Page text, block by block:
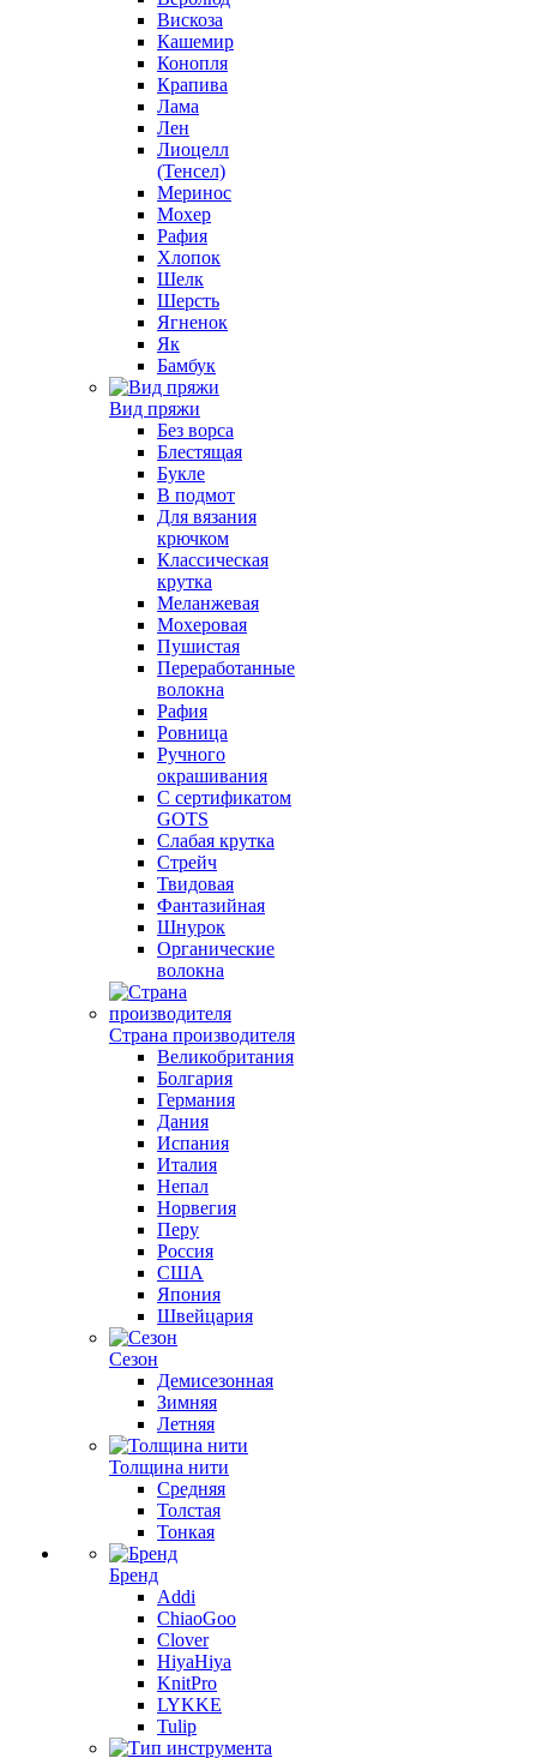
Вискоза
Кашемир
Конопля
Крапива
Лама
Лен
Лиоцелл
(Тенсел)
Меринос
Мохер
Рафия
Хлопок
Шелк
Шерсть
Ягненок
Як
Бамбук
Вид пряжи
Без ворса
Блестящая
Букле
В подмот
Для вязания
крючком
Классическая
крутка
Меланжевая
Мохеровая
Пушистая
Переработанные
волокна
Рафия
Ровница
Ручного
окрашивания
С сертификатом
GOTS
Слабая крутка
Стрейч
Твидовая
Фантазийная
Шнурок
Органические
волокна
Страна производителя
Великобритания
Болгария
Германия
Дания
Испания
Италия
Непал
Норвегия
Перу
Россия
США
Япония
Швейцария
Сезон
Демисезонная
Зимняя
Летняя
Толщина нити
Средняя
Толстая
Тонкая
Бренд
Addi
ChiaoGoo
Clover
HiyaHiya
KnitPro
LYKKE
Tulip